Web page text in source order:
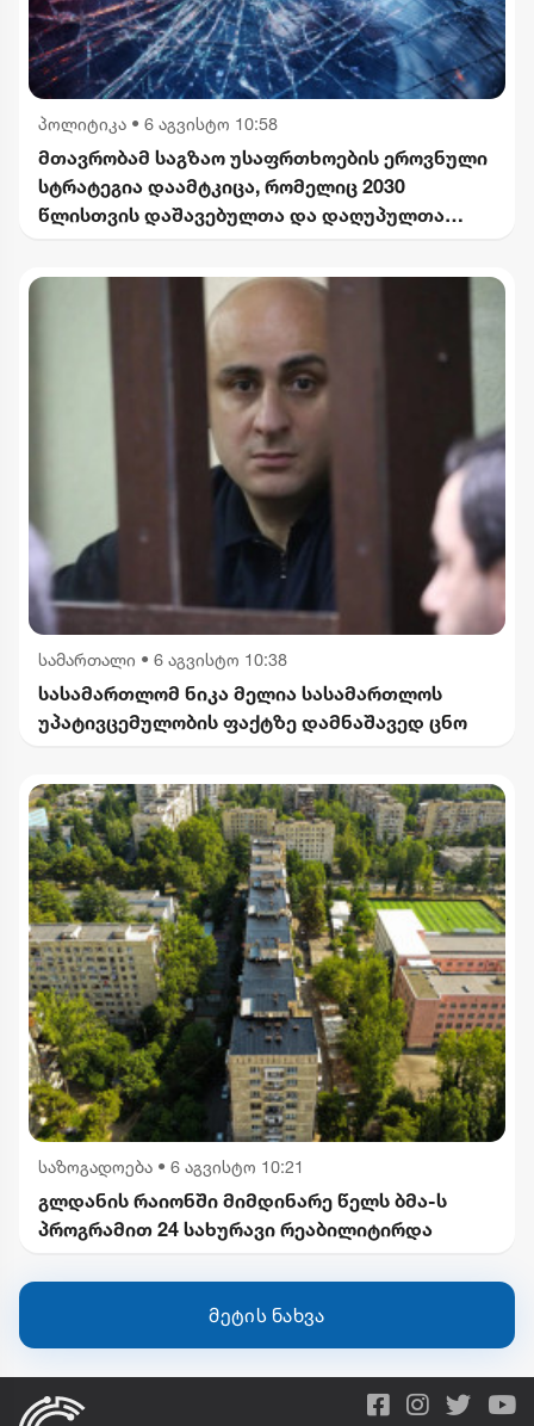
პოლიტიკა • 6 აგვისტო 10:58
მთავრობამ საგზაო უსაფრთხოების ეროვნული
სტრატეგია დაამტკიცა, რომელიც 2030
წლისთვის დაშავებულთა და დაღუპულთა
ითვალისწინებს
სამართალი • 6 აგვისტო 10:38
სასამართლომ ნიკა მელია სასამართლოს
უპატივცემულობის ფაქტზე დამნაშავედ ცნო
საზოგადოება • 6 აგვისტო 10:21
გლდანის რაიონში მიმდინარე წელს ბმა-ს
პროგრამით 24 სახურავი რეაბილიტირდა
მეტის ნახვა